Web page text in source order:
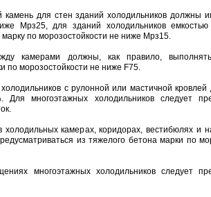
камень для стен зданий холодильников должны
Мрз25, для зданий холодильников
по морозостойкости не ниже Мрз15.
камерами должны, как правило,
по морозостойкости не ниже F75.
с рулонной или мастичной
многоэтажных холодильников следует
холодильных камерах, коридорах, вестибюлях и
из тяжелого бетона марки по
многоэтажных холодильников следует